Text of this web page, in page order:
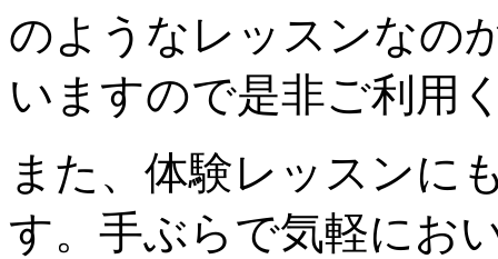
のようなレッスンなの
いますので是非ご利用
また、体験レッスンに
す。手ぶらで気軽にお